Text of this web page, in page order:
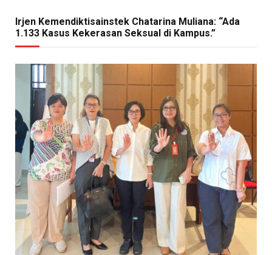
Irjen Kemendiktisainstek Chatarina Muliana: “Ada
1.133 Kasus Kekerasan Seksual di Kampus.”